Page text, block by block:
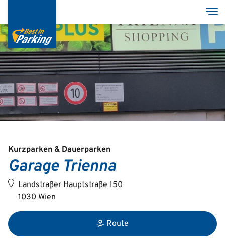
Inhalt
Services
Garagen
Group
Deutsch
English
Kurzparken & Dauerparken
Garage Trienna
Landstraßer Hauptstraße 150
1030 Wien
Route